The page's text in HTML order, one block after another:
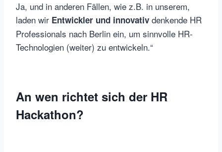
Ja, und in anderen Fällen, wie z.B. in unserem,
laden wir Entwickler und innovativ denkende HR
Professionals nach Berlin ein, um sinnvolle HR-
Technologien (weiter) zu entwickeln.“
An wen richtet sich der HR
Hackathon?